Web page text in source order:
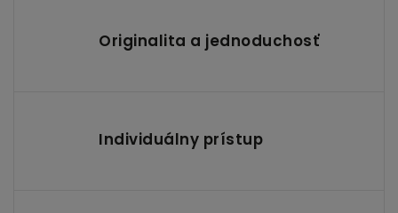
Originalita a jednoduchosť
Individuálny prístup